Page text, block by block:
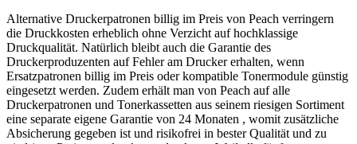
Alternative Druckerpatronen billig im Preis von Peach verringern
die Druckkosten erheblich ohne Verzicht auf hochklassige
Druckqualität. Natürlich bleibt auch die Garantie des
Druckerproduzenten auf Fehler am Drucker erhalten, wenn
Ersatzpatronen billig im Preis oder kompatible Tonermodule günstig
eingesetzt werden. Zudem erhält man von Peach auf alle
Druckerpatronen und Tonerkassetten aus seinem riesigen Sortiment
eine separate eigene Garantie von 24 Monaten , womit zusätzliche
Absicherung gegeben ist und risikofrei in bester Qualität und zu